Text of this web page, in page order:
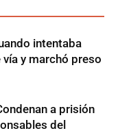
intentaba
y marchó preso
a prisión
del